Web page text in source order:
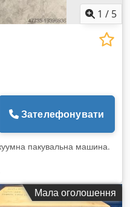
1 / 5
Зателефонувати
пакувальна машина.
Мала оголошення